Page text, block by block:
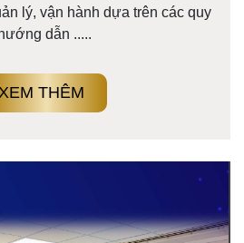
lý, vận hành dựa trên các quy
dẫn .....
THÊM